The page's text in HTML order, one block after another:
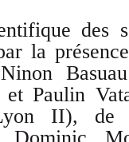
des
la
Paulin
II), de